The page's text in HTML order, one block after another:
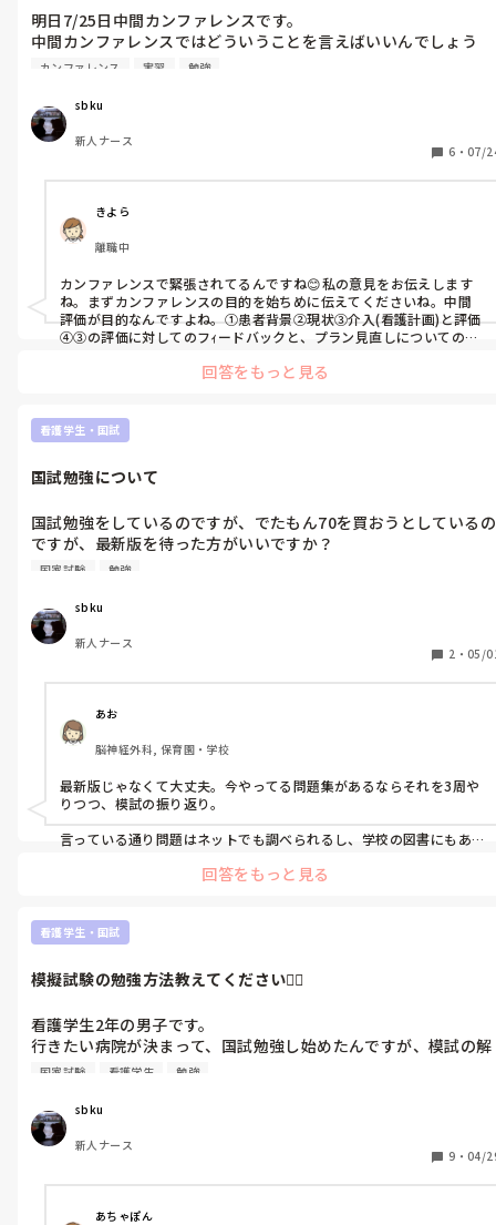
それに相手も同級生だと言葉選びも簡単なものになってくるのでよ
り頭に残りやすいです。
仲のいいグループでの勉強会は基本アウトプット会でした。
みんな合格してます＾＾
明日7/25日中間カンファレンスです。
中間カンファレンスではどういうことを言えばいいんでしょう
か？？
どういうふうに中間カンファレンスを進めればいいでしょう
か？？
カンファレンス 実習 勉強
sbku
新人ナース
6 ・ 07/
きよら
離職中
カンファレンスで緊張されてるんですね😊私の意見をお伝えします
ね。まずカンファレンスの目的を始ちめに伝えてくださいね。中間
評価が目的なんですよね。①患者背景②現状③介入(看護計画)と評価
④③の評価に対してのフｨードバックと、プラン見直しについての、
ら参考にして下さいね。カンファレンスは、沢山意見が出る事が大
外面白いですよ🥰
回答をもっと見る
看護学生・国試
国試勉強について
国試勉強をしているのですが、でたもん70を買おうとしているの
ですが、最新版を待った方がいいですか？
そしてそもそもネットなどで調べられる時代で買った方がいいで
国家試験 勉強
sbku
新人ナース
2 ・ 05/
あお
脳神経外科, 保育園・学校
最新版じゃなくて大丈夫。今やってる問題集があるならそれを3周や
りつつ、模試の振り返り。
言っている通り問題はネットでも調べられるし、学校の図書にもあ
回答をもっと見る
看護学生・国試
模擬試験の勉強方法教えてください🙇‍♂️
看護学生2年の男子です。
行きたい病院が決まって、国試勉強し始めたんですが、模試の解
き直しってどうすればいいんですか😭
輩や、一緒に勉強してる人勉強方法教えてください！🙇‍♂️
ほんとになにも分からないので細かく教えていただけると嬉しい
です！
国家試験 看護学生 勉強
sbku
新人ナース
9 ・ 04/
あちゃぽん